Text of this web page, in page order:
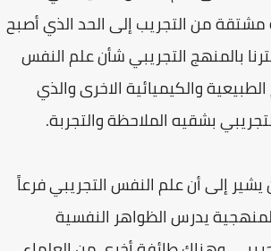
من التجريب إلى الحد الذي أصبح
بالمنهج التجريبي شأن علم النفس
والكيميائية الاخرى والذي
بشقيه الملاحظة والتجربة.
إلى أن علم النفس التجريبي فرعاً
يدرس الظواهر النفسية